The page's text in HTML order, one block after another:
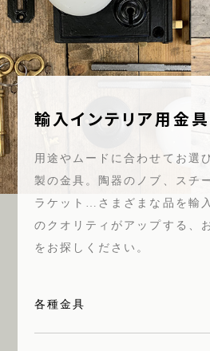
輸入インテリア用金
用途やムードに合わせてお選
製の金具。陶器のノブ、スチ
ラケット…さまざまな品を輸
のクオリティがアップする、
をお探しください。
各種金具